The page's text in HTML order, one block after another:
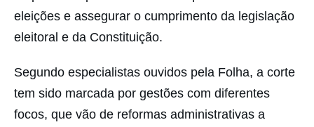
eleições e assegurar o cumprimento da legislação
eleitoral e da Constituição.
Segundo especialistas ouvidos pela Folha, a corte
tem sido marcada por gestões com diferentes
focos, que vão de reformas administrativas a